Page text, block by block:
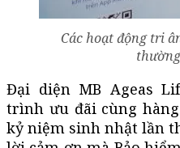
Các hoạt động tri
Đại diện MB Ageas
trình ưu đãi cùng
kỷ niệm sinh nhật lần